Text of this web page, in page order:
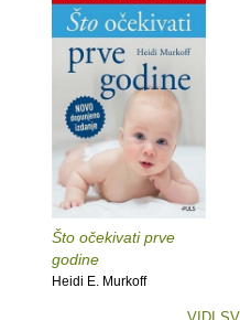
Što očekivati prve
godine
Heidi E. Murkoff